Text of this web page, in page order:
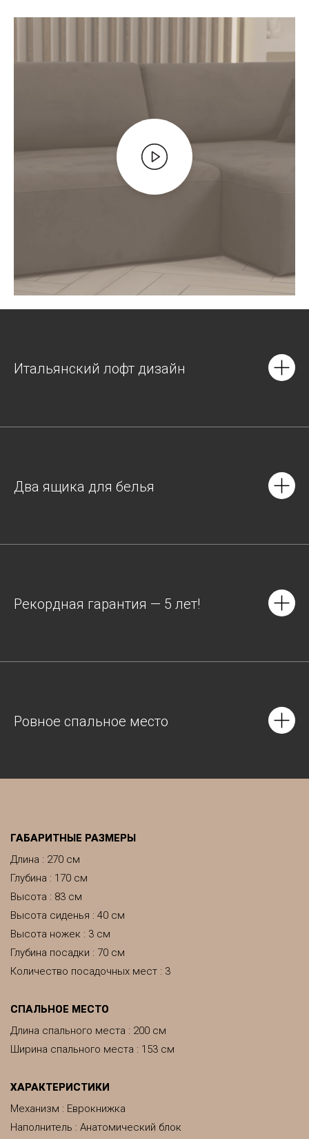
Итальянский лофт дизайн
Два ящика для белья
Рекордная гарантия — 5 лет!
Ровное спальное место
ГАБАРИТНЫЕ РАЗМЕРЫ
Длина : 270 см
Глубина : 170 см
Высота : 83 см
Высота сиденья : 40 см
Высота ножек : 3 см
Глубина посадки : 70 см
Количество посадочных мест : 3
CПАЛЬНОЕ МЕСТО
Длина спального места : 200 см
Ширина спального места : 153 см
ХАРАКТЕРИСТИКИ
Механизм : Еврокнижка
Наполнитель : Анатомический блок